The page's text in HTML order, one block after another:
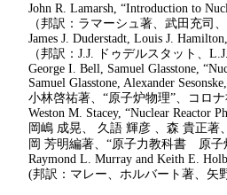
John R. Lamarsh, “Introduction to
（邦訳：ラマーシュ著、武田充司
James J. Duderstadt, Louis J.
（邦訳：J.J. ドゥデルスタット、
George I. Bell, Samuel Glasstone,
Samuel Glasstone, Alexander
小林啓祐著、“原子炉物理”、コロナ
Weston M. Stacey, “Nuclear Reactor
岡嶋 成晃、 久語 輝彦 、森 貴正
岡 芳明編著、“原子力教科書 原子
Raymond L. Murray and Keith E.
(邦訳：マレー、ホルバート著、矢